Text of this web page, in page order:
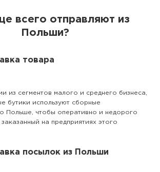
всего отправляют из
Польши?
товара
из сегментов малого и среднего бизнеса,
бутики используют сборные
Польше, чтобы оперативно и недорого
заказанный на предприятиях этого
посылок из Польши